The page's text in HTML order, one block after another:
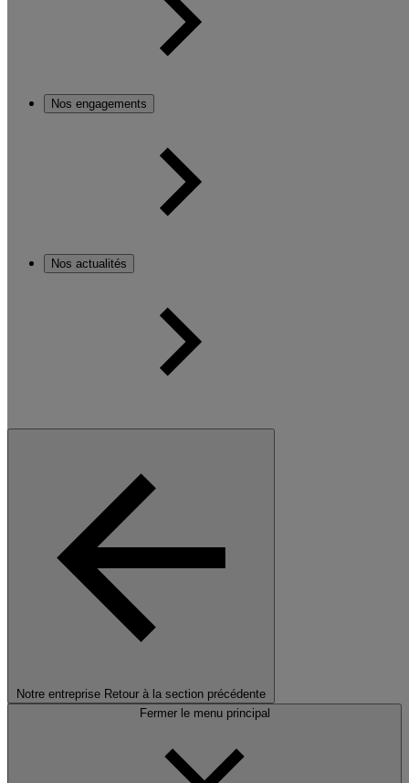
Nos engagements
Nos actualités
Notre entreprise Retour à la section précédente
Fermer le menu principal